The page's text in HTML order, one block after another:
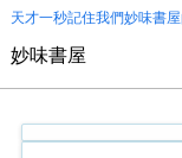
天才一秒記住我們妙味書屋
妙味書屋